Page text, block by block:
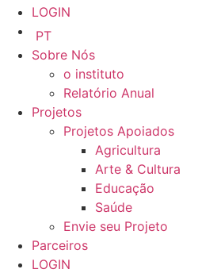
LOGIN
PT
Sobre Nós
o instituto
Relatório Anual
Projetos
Projetos Apoiados
Agricultura
Arte & Cultura
Educação
Saúde
Envie seu Projeto
Parceiros
LOGIN